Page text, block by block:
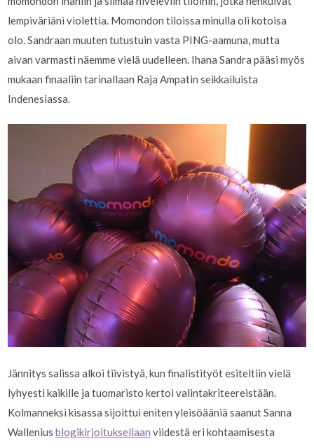
lempiväriäni violettia. Momondon tiloissa minulla oli kotoisa
olo. Sandraan muuten tutustuin vasta PING-aamuna, mutta
aivan varmasti näemme vielä uudelleen. Ihana Sandra pääsi myös
mukaan finaaliin tarinallaan Raja Ampatin seikkailuista
Indenesiassa.
Jännitys salissa alkoi tiivistyä, kun finalistityöt esiteltiin vielä
lyhyesti kaikille ja tuomaristo kertoi valintakriteereistään.
Kolmanneksi kisassa sijoittui eniten yleisöääniä saanut Sanna
Walleniusblogikirjoituksellaan viidestä eri kohtaamisesta